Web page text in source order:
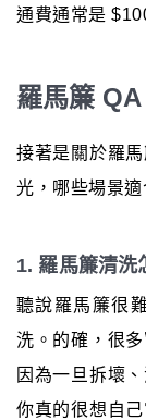
通費通常是
羅馬簾
接著是關於羅
光，哪些場景適
1. 羅馬簾清洗
聽說羅馬簾很
洗。的確，很
因為一旦拆壞
你真的很想自